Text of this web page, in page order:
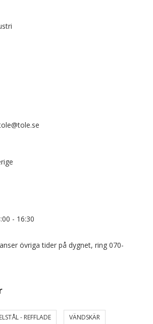
- 16:30
övriga tider på dygnet, ring 070-
- REFFLADE VÄNDSKÄR